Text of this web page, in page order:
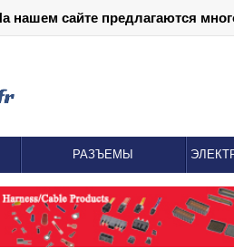
нашем сайте предлагаются
РАЗЪЕМЫ